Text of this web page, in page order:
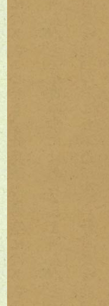
績｜イベント限定品や
りいただきました。